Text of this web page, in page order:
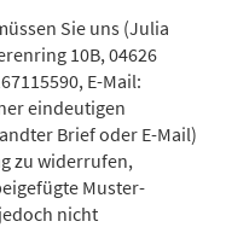
Sie uns (Julia
10B, 04626
E-Mail:
eindeutigen
Brief oder E-Mail)
zu widerrufen,
Muster-
nicht